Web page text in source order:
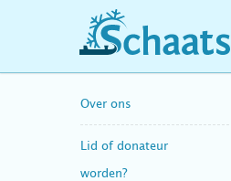
schaatshistorie.nl
Over ons
Lid of donateur
worden?